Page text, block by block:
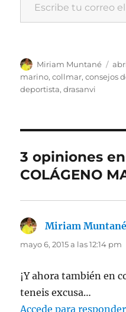
k
Autor
Miriam Muntané
el
marino,collmar,consejos
deportista,drasanvi
3 opiniones en
COLÁGENO
Miriam Muntané
mayo 6, 2015 a las 12:14 pm
¡Y ahora también en
teneis excusa…
Accede para responder